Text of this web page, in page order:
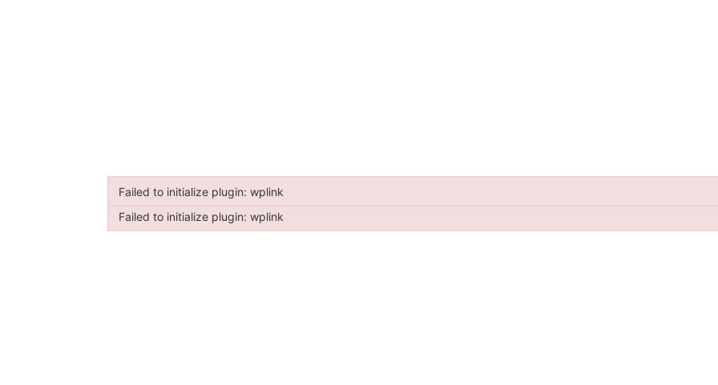
Failed to initialize plugin: wplink
Failed to initialize plugin: wplink
Failed to initialize plugin: wplink